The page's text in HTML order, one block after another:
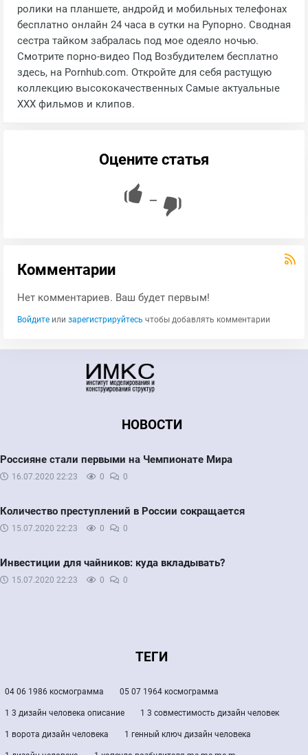
ролики на планшете, андройд и мобильных телефонах
бесплатно онлайн 24 часа в сутки на Рупорно. Сводная
сестра тайком забралась под мое одеяло ночью.
Смотрите порно-видео Под Возбудителем бесплатно
здесь, на Pornhub.com. Откройте для себя растущую
коллекцию высококачественных Самые актуальные
XXX фильмов и клипов.
Оцените статья
—
Комментарии
Нет комментариев. Ваш будет первым!
Войдите или зарегистрируйтесь чтобы добавлять комментарии
НОВОСТИ
Россияне стали первыми на Чемпионате Мира
16.07.2020 22:23 0 0
Количество преступлений в России сокращается
15.07.2020 22:23 0 0
Инвестиции для чайников: куда вкладывать?
15.07.2020 22:23 0 0
ТЕГИ
04 06 1986 космограмма 05 07 1964 космограмма
1 3 дизайн человека описание 1 3 совместимость дизайн человек
1 ворота дизайн человека 1 генный ключ дизайн человека